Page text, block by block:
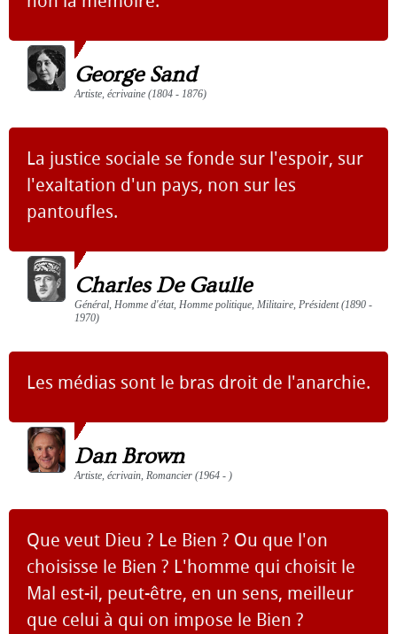
George Sand
Artiste, écrivaine (1804 - 1876)
La justice sociale se fonde sur l'espoir, sur
l'exaltation d'un pays, non sur les
pantoufles.
Charles De Gaulle
Général, Homme d'état, Homme politique, Militaire, Président (1890 -
1970)
Les médias sont le bras droit de l'anarchie.
Dan Brown
Artiste, écrivain, Romancier (1964 - )
Que veut Dieu ? Le Bien ? Ou que l'on
choisisse le Bien ? L'homme qui choisit le
Mal est-il, peut-être, en un sens, meilleur
que celui à qui on impose le Bien ?